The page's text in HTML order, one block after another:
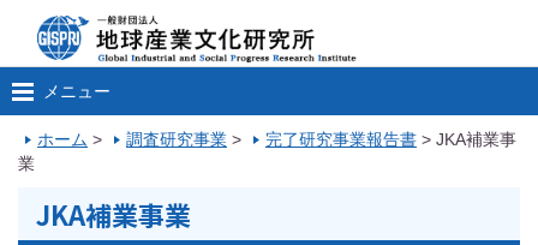
メニュー
ホーム > 調査研究事業 > 完了研究事業報告書 > JKA補業事
業
JKA補業事業